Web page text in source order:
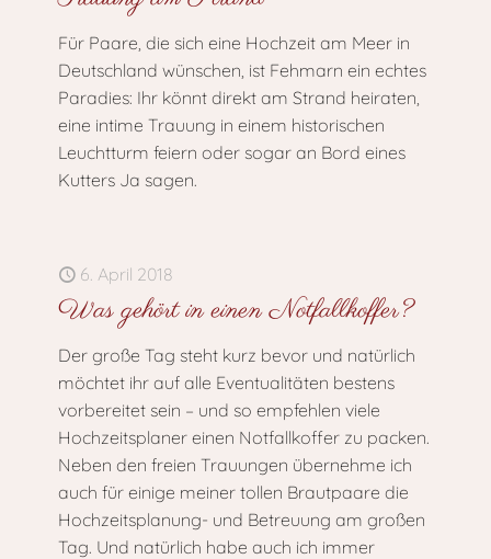
Für Paare, die sich eine Hochzeit am Meer in
Deutschland wünschen, ist Fehmarn ein echtes
Paradies: Ihr könnt direkt am Strand heiraten,
eine intime Trauung in einem historischen
Leuchtturm feiern oder sogar an Bord eines
Kutters Ja sagen.
6. April 2018
Was gehört in einen Notfallkoffer?
Der große Tag steht kurz bevor und natürlich
möchtet ihr auf alle Eventualitäten bestens
vorbereitet sein – und so empfehlen viele
Hochzeitsplaner einen Notfallkoffer zu packen.
Neben den freien Trauungen übernehme ich
auch für einige meiner tollen Brautpaare die
Hochzeitsplanung- und Betreuung am großen
Tag. Und natürlich habe auch ich immer